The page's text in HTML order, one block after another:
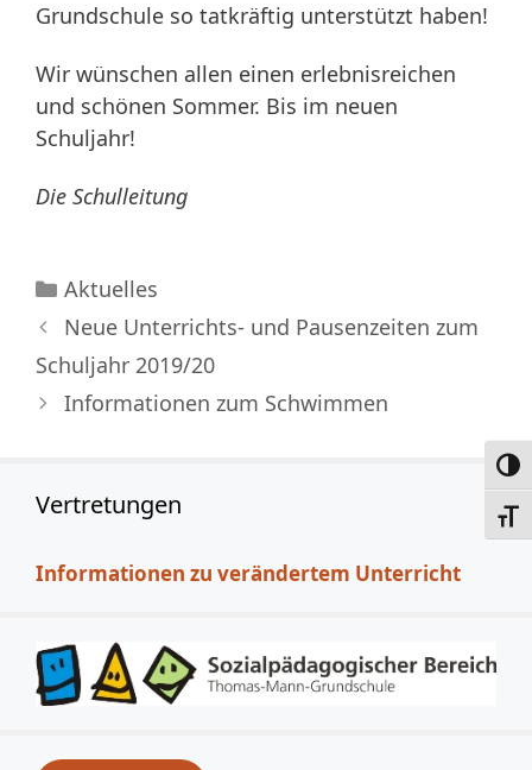
Grundschule so tatkräftig unterstützt haben!
Wir wünschen allen einen erlebnisreichen
und schönen Sommer. Bis im neuen
Schuljahr!
Die Schulleitung
Kategorien
Aktuelles
Neue Unterrichts- und Pausenzeiten zum
Schuljahr 2019/20
Informationen zum Schwimmen
Vertretungen
Informationen zu verändertem Unterricht